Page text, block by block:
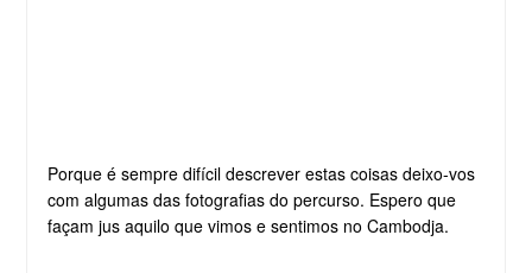
Porque é sempre difícil descrever estas coisas deixo-vos
com algumas das fotografias do percurso. Espero que
façam jus aquilo que vimos e sentimos no Cambodja.